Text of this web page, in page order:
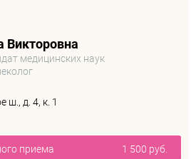
Викторовна
медицинских наук
ш., д. 4, к. 1
приема 1 500 руб.